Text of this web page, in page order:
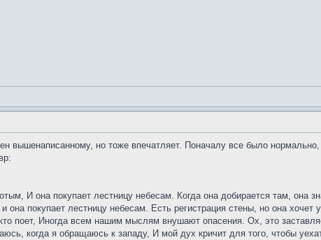
вышенаписанному, но тоже впечатляет. Поначалу все было
И она покупает лестницу небесам. Когда она добирается там, она
покупает лестницу небесам. Есть регистрация стены, но она хочет
поет, Иногда всем нашим мыслям внушают опасения. Ох, это
когда я обращаюсь к западу, И мой дух кричит для того, чтобы